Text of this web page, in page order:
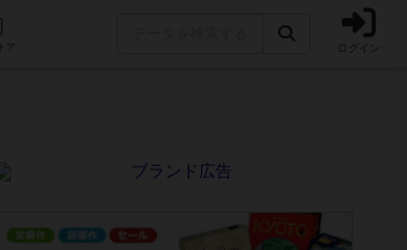
ドゲーム ログイン